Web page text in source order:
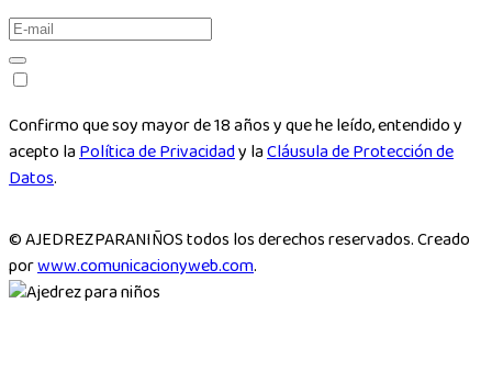
Confirmo que soy mayor de 18 años y que he leído, entendido y
acepto laPolítica de Privacidady laCláusula de Protección de
Datos.
© AJEDREZPARANIÑOS todos los derechos reservados. Creado
porwww.comunicacionyweb.com.